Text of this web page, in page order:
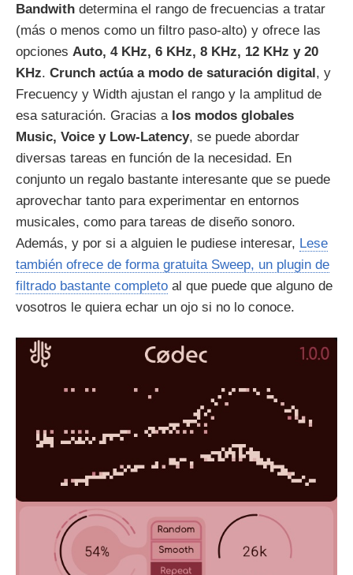
Bandwith determina el rango de frecuencias a tratar
(más o menos como un filtro paso-alto) y ofrece las
opciones Auto, 4 KHz, 6 KHz, 8 KHz, 12 KHz y 20
KHz. Crunch actúa a modo de saturación digital, y
Frecuency y Width ajustan el rango y la amplitud de
esa saturación. Gracias a los modos globales
Music, Voice y Low-Latency, se puede abordar
diversas tareas en función de la necesidad. En
conjunto un regalo bastante interesante que se puede
aprovechar tanto para experimentar en entornos
musicales, como para tareas de diseño sonoro.
Además, y por si a alguien le pudiese interesar, Lese
también ofrece de forma gratuita Sweep, un plugin de
filtrado bastante completo al que puede que alguno de
vosotros le quiera echar un ojo si no lo conoce.